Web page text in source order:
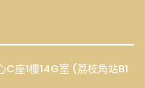
座1樓14G室 (荔枝角站B1